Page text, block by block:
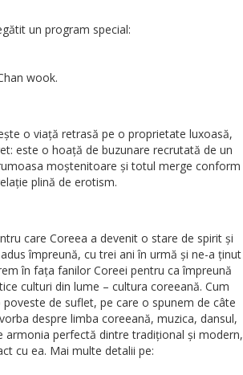
un program special:
wook.
o viață retrasă pe o proprietate luxoasă,
este o hoață de buzunare recrutată de un
moștenitoare și totul merge conform
plină de erotism.
care Coreea a devenit o stare de spirit și
împreună, cu trei ani în urmă și ne-a ținut
în fața fanilor Coreei pentru ca împreună
culturi din lume – cultura coreeană. Cum
de suflet, pe care o spunem de câte
despre limba coreeană, muzica, dansul,
armonia perfectă dintre tradițional și modern,
cu ea. Mai multe detalii pe: